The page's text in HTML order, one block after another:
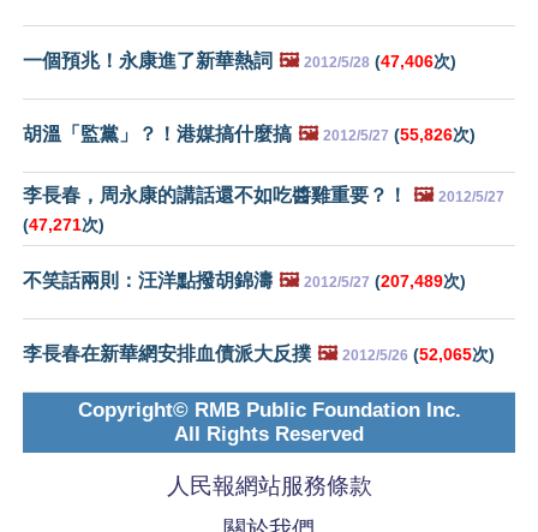
一個預兆！永康進了新華熱詞 🖼️ 2012/5/28 (47,406次)
胡溫「監黨」？！港媒搞什麼搞 🖼️ 2012/5/27 (55,826次)
李長春，周永康的講話還不如吃醬雞重要？！ 🖼️ 2012/5/27
(47,271次)
不笑話兩則：汪洋點撥胡錦濤 🖼️ 2012/5/27 (207,489次)
李長春在新華網安排血債派大反撲 🖼️ 2012/5/26 (52,065次)
Copyright© RMB Public Foundation Inc.
All Rights Reserved
人民報網站服務條款